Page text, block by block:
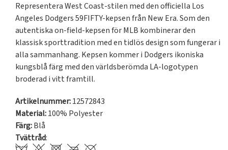
Representera West Coast-stilen med den officiella Los
Angeles Dodgers 59FIFTY-kepsen från New Era. Som den
autentiska on-field-kepsen för MLB kombinerar den
klassisk sporttradition med en tidlös design som fungerar i
alla sammanhang. Kepsen kommer i Dodgers ikoniska
kungsblå färg med den världsberömda LA-logotypen
broderad i vitt framtill.
Artikelnummer:12572843
Material:100% Polyester
Färg:Blå
Tvättråd: